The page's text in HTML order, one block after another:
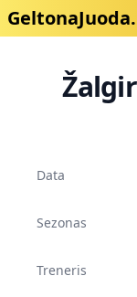
Data
Sezonas
Treneris